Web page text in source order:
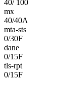
40/ 100
mx
40/40A
mta-sts
0/30F
dane
0/15F
tls-rpt
0/15F